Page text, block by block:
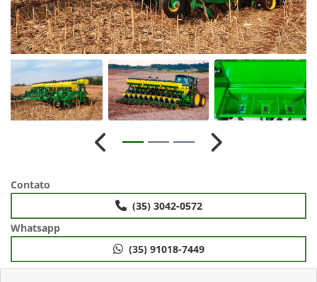
Anterior Próximo
Contato
(35) 3042-0572
Whatsapp
(35) 91018-7449